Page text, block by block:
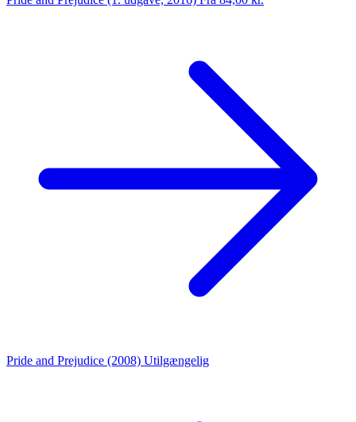
Pride and Prejudice (2008) Utilgængelig